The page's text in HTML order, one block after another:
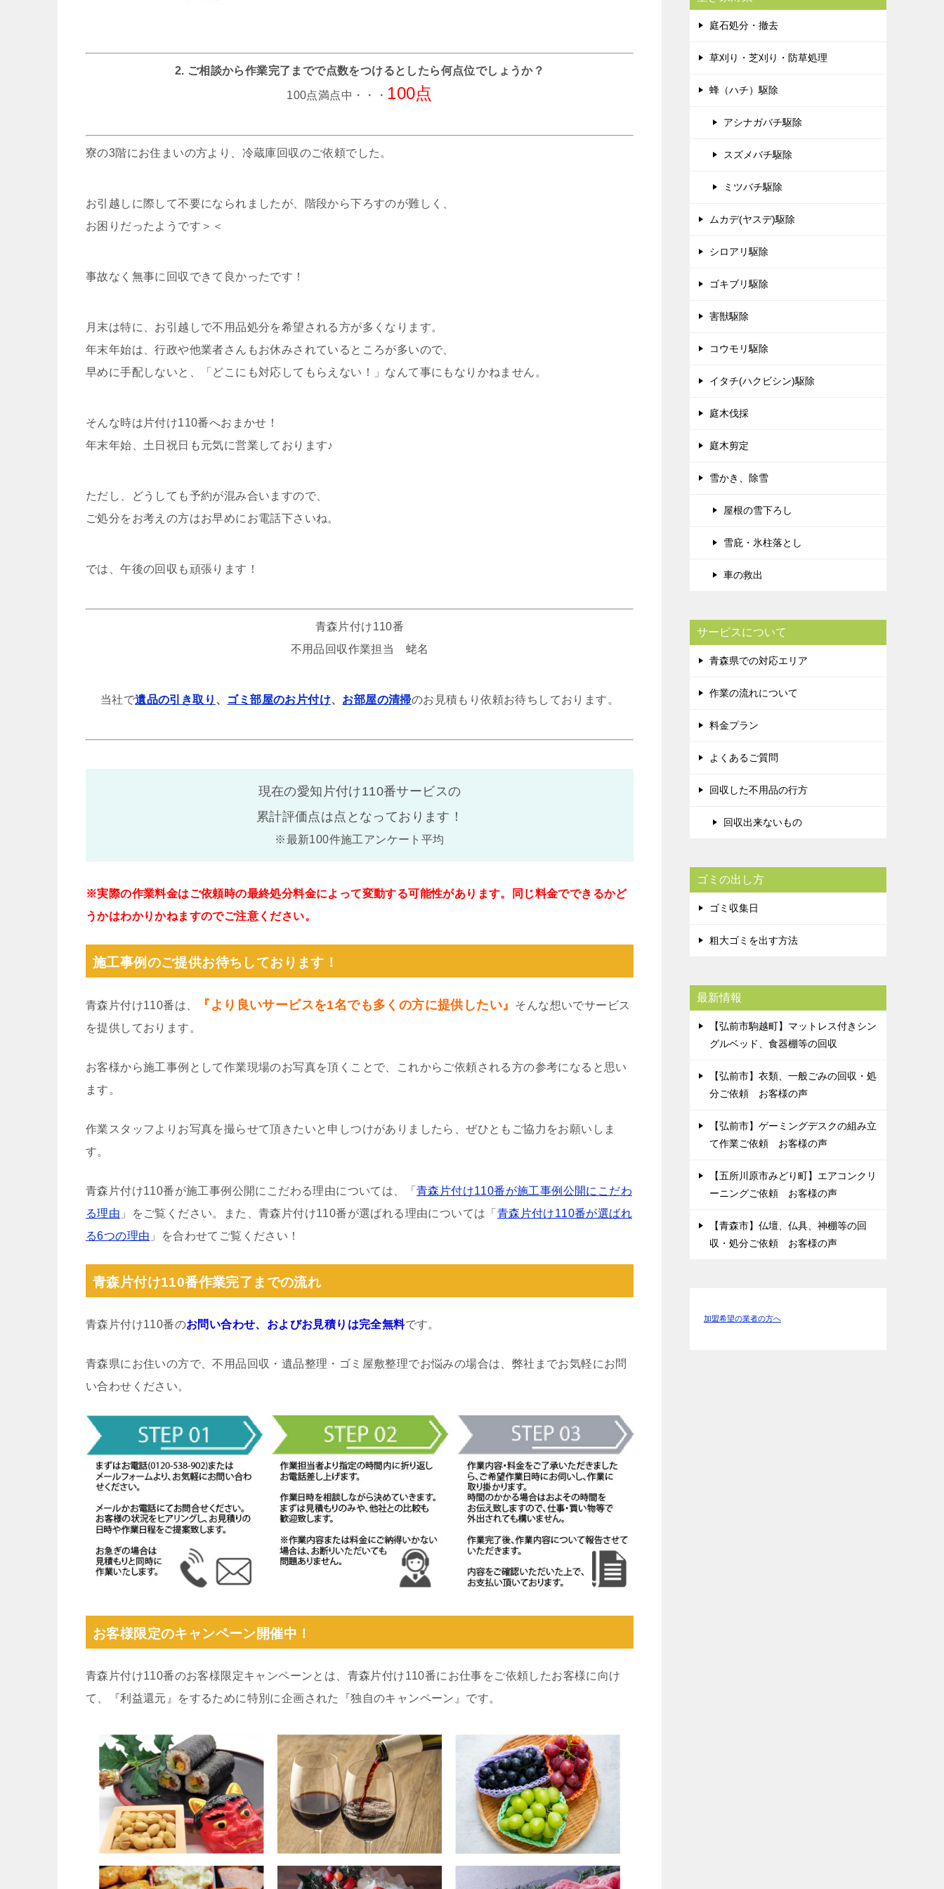
2. ご相談から作業完了までで点数をつけるとしたら何点位でしょうか？
100点満点中・・・ 100点
寮の3階にお住まいの方より、冷蔵庫回収のご依頼でした。
お引越しに際して不要になられましたが、階段から下ろすのが難しく、
お困りだったようです＞＜
事故なく無事に回収できて良かったです！
月末は特に、お引越しで不用品処分を希望される方が多くなります。
年末年始は、行政や他業者さんもお休みされているところが多いので、
早めに手配しないと、「どこにも対応してもらえない！」なんて事にもなりかねません。
そんな時は片付け110番へおまかせ！
年末年始、土日祝日も元気に営業しております♪
ただし、どうしても予約が混み合いますので、
ご処分をお考えの方はお早めにお電話下さいね。
では、午後の回収も頑張ります！
青森片付け110番
不用品回収作業担当 蛯名
当社で遺品の引き取り 、 ゴミ部屋のお片付け、 お部屋の清掃のお見積もり依頼お待ちしております。
現在の愛知片付け110番サービスの
累計評価点は点となっております！
※最新100件施工アンケート平均
※実際の作業料金はご依頼時の最終処分料金によって変動する可能性があります。同じ料金でできるかど
うかはわかりかねますのでご注意ください。
施工事例のご提供お待ちしております！
青森片付け110番は、 『より良いサービスを1名でも多くの方に提供したい』
そんな想いでサービス
を提供しております。
お客様から施工事例として作業現場のお写真を頂くことで、これからご依頼される方の参考になると思い
ます。
作業スタッフよりお写真を撮らせて頂きたいと申しつけがありましたら、ぜひともご協力をお願いしま
す。
青森片付け110番が施工事例公開にこだわる理由については、「 青森片付け110番が施工事例公開にこだわ
る理由 」をご覧ください。また、青森片付け110番が選ばれる理由については「 青森片付け110番が選ばれ
る6つの理由 」を合わせてご覧ください！
青森片付け110番作業完了までの流れ
青森片付け110番のお問い合わせ、およびお見積りは完全無料です。
青森県にお住いの方で、不用品回収・遺品整理・ゴミ屋敷整理でお悩みの場合は、弊社までお気軽にお問
い合わせください。
お客様限定のキャンペーン開催中！
青森片付け110番のお客様限定キャンペーンとは、青森片付け110番にお仕事をご依頼したお客様に向け
て、『利益還元』をするために特別に企画された『独自のキャンペーン』です。
庭石処分・撤去
草刈り・芝刈り・防草処理
蜂（ハチ）駆除
アシナガバチ駆除
スズメバチ駆除
ミツバチ駆除
ムカデ(ヤスデ)駆除
シロアリ駆除
ゴキブリ駆除
害獣駆除
コウモリ駆除
イタチ(ハクビシン)駆除
庭木伐採
庭木剪定
雪かき、除雪
屋根の雪下ろし
雪庇・氷柱落とし
車の救出
サービスについて
青森県での対応エリア
作業の流れについて
料金プラン
よくあるご質問
回収した不用品の行方
回収出来ないもの
ゴミの出し方
ゴミ収集日
粗大ゴミを出す方法
最新情報
【弘前市駒越町】マットレス付きシン
グルベッド、食器棚等の回収
【弘前市】衣類、一般ごみの回収・処
分ご依頼 お客様の声
【弘前市】ゲーミングデスクの組み立
て作業ご依頼 お客様の声
【五所川原市みどり町】エアコンクリ
ーニングご依頼 お客様の声
【青森市】仏壇、仏具、神棚等の回
収・処分ご依頼 お客様の声
加盟希望の業者の方へ